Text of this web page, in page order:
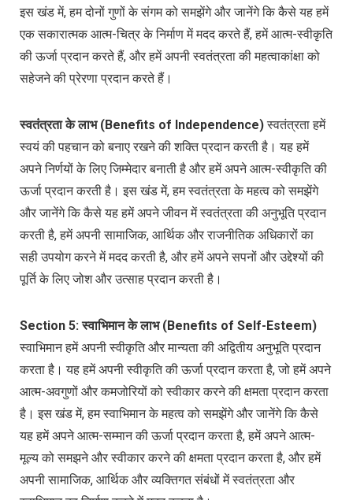
इस खंड में, हम दोनों गुणों के संगम को समझेंगे और जानेंगे कि कैसे यह हमें
एक सकारात्मक आत्म-चित्र के निर्माण में मदद करते हैं, हमें आत्म-स्वीकृति
की ऊर्जा प्रदान करते हैं, और हमें अपनी स्वतंत्रता की महत्वाकांक्षा को
सहेजने की प्रेरणा प्रदान करते हैं।
स्वतंत्रता के लाभ (Benefits of Independence)स्वतंत्रता हमें
स्वयं की पहचान को बनाए रखने की शक्ति प्रदान करती है। यह हमें
अपने निर्णयों के लिए जिम्मेदार बनाती है और हमें अपने आत्म-स्वीकृति की
ऊर्जा प्रदान करती है। इस खंड में, हम स्वतंत्रता के महत्व को समझेंगे
और जानेंगे कि कैसे यह हमें अपने जीवन में स्वतंत्रता की अनुभूति प्रदान
करती है, हमें अपनी सामाजिक, आर्थिक और राजनीतिक अधिकारों का
सही उपयोग करने में मदद करती है, और हमें अपने सपनों और उद्देश्यों की
पूर्ति के लिए जोश और उत्साह प्रदान करती है।
Section 5: स्वाभिमान के लाभ (Benefits of Self-Esteem)
स्वाभिमान हमें अपनी स्वीकृति और मान्यता की अद्वितीय अनुभूति प्रदान
करता है। यह हमें अपनी स्वीकृति की ऊर्जा प्रदान करता है, जो हमें अपने
आत्म-अवगुणों और कमजोरियों को स्वीकार करने की क्षमता प्रदान करता
है। इस खंड में, हम स्वाभिमान के महत्व को समझेंगे और जानेंगे कि कैसे
यह हमें अपने आत्म-सम्मान की ऊर्जा प्रदान करता है, हमें अपने आत्म-
मूल्य को समझने और स्वीकार करने की क्षमता प्रदान करता है, और हमें
अपनी सामाजिक, आर्थिक और व्यक्तिगत संबंधों में स्वतंत्रता और